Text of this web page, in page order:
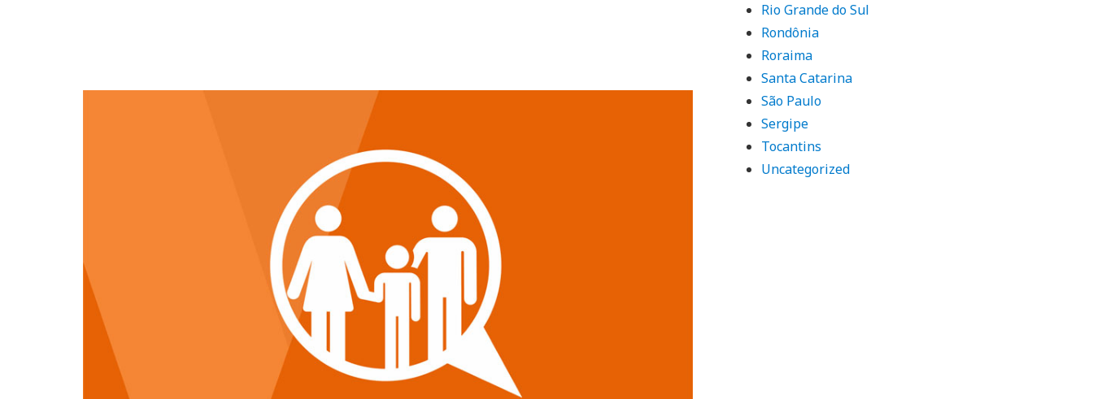
Rio Grande do Sul
Rondônia
Roraima
Santa Catarina
São Paulo
Sergipe
Tocantins
Uncategorized